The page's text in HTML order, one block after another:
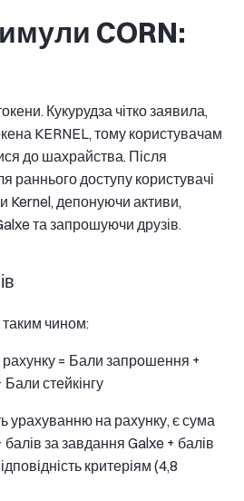
CORN:
Кукурудза чітко заявила,
KERNEL, тому користувачам
до шахрайства. Після
раннього доступу користувачі
Kernel, депонуючи активи,
та запрошуючи друзів.
чином:
= Бали запрошення +
стейкінгу
урахуванню на рахунку, є сума
за завдання Galxe + балів
критеріям (4,8